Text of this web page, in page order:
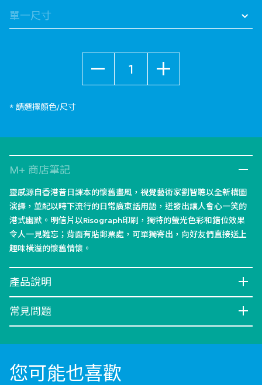
* 請選擇顏色/尺寸
M+ 商店筆記
靈感源自香港昔日課本的懷舊畫風，視覺藝術家劉智聰以全新構圖
演繹，並配以時下流行的日常廣東話用語，迸發出讓人會心一笑的
港式幽默。明信片以Risograph印刷，獨特的螢光色彩和錯位效果
令人一見難忘；背面有貼郵票處，可單獨寄出，向好友們直接送上
趣味橫溢的懷舊情懷。
產品說明
常見問題
您可能也喜歡